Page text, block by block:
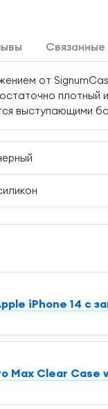
от
плотный
выступающими
iPhone 14 с
Max Clear Case